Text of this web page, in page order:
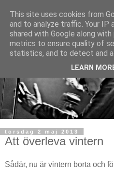
torsdag 2 maj 2013
Att överleva vintern
Sådär, nu är vintern borta och
This site uses cookies from
and to analyze traffic. Your IP
shared with Google along
metrics to ensure quality of
statistics, and to detect and
LEARN